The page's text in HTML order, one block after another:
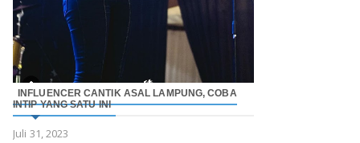
INFLUENCER CANTIK ASAL LAMPUNG, COBA
INTIP YANG SATU INI
Juli 31, 2023